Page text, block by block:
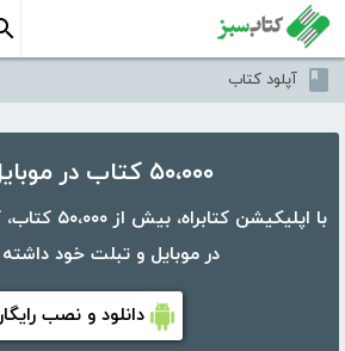
آپلود کتاب
۵۰،۰۰۰ کتاب در موبایل شما
با اپلیکیشن
در موبایل و تبلت خود
دانلود و نصب